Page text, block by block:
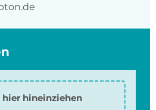
hier hineinziehen